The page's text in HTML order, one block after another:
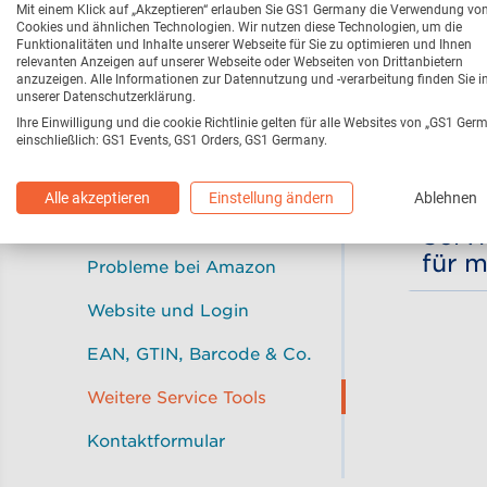
GLN-Manager
QR-Code-Manager
GS1 Service-Plattform
Vertrag, Daten, Rechnung
Bestellung
Probleme bei Amazon
Website und Login
EAN, GTIN, Barcode & Co.
Weitere Service Tools
Kontaktformular
GS1
Was
Ich
für
Mit einem Klick auf „Akzeptieren“ erlauben Sie GS1 Germany die Verwendung von
Cookies und ähnlichen Technologien. Wir nutzen diese Technologien, um die
Funktionalitäten und Inhalte unserer Webseite für Sie zu optimieren und Ihnen
relevanten Anzeigen auf unserer Webseite oder Webseiten von Drittanbietern
anzuzeigen. Alle Informationen zur Datennutzung und -verarbeitung finden Sie in
unserer Datenschutzerklärung.
Ihre Einwilligung und die cookie Richtlinie gelten für alle Websites von „GS1
einschließlich: GS1 Events, GS1 Orders, GS1 Germany.
Alle akzeptieren Einstellung ändern Ablehnen